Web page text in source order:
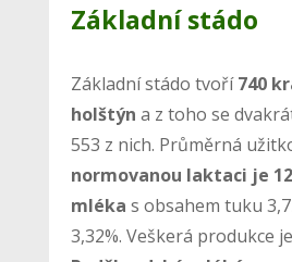
Základní stádo
Základní stádo tvoří740
holštýn a z toho se
553 z nich. Průměrná
normovanou laktaci je
mléka s obsahem tuku
3,32%. Veškerá produkce je